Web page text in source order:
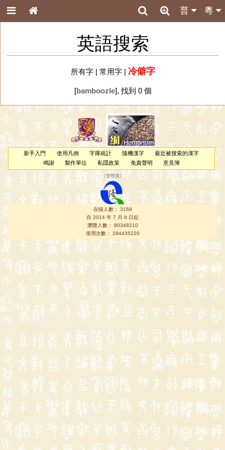
粵
普
英語搜索
所有字| 常用字| 冷僻字
[bamboozle], 找到 0 個
新手入門 使用凡例 字庫統計 隨機漢字
最近被搜索的漢字
鳴謝
製作單位 私隱政策 免責聲明 意見簿
（管理員 ）
在線人數： 3168
自 2014 年 7 月 8 日起
瀏覽人數： 80348210
使用次數： 294435220